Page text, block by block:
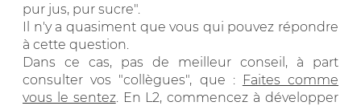
pur jus, pur sucre".
Il n'y a quasiment que vous qui pouvez répondre
à cette question.
Dans ce cas, pas de meilleur conseil, à part
consulter vos "collègues", que : Faites comme
vous le sentez. En L2, commencez à développer